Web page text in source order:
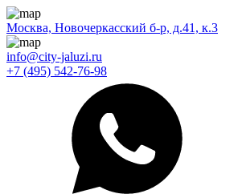
Москва, Новочеркасский б-р, д.41, к.3
info@city-jaluzi.ru
+7 (495) 542-76-98